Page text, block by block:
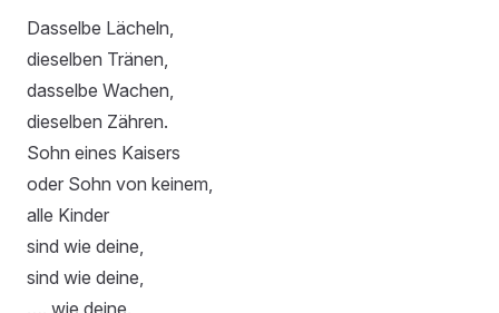
Dasselbe Lächeln,
dieselben Tränen,
dasselbe Wachen,
dieselben Zähren.
Sohn eines Kaisers
oder Sohn von keinem,
alle Kinder
sind wie deine,
sind wie deine,
…. wie deine.